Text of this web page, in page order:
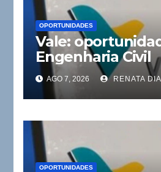
OPORTUNIDADES
Vale:
Engenharia Civil
AGO 7, 2026 RENATA
OPORTUNIDADES